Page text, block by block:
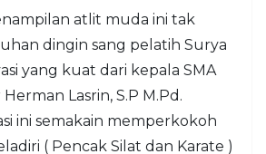
atlit muda ini tak
dingin sang pelatih Surya
yang kuat dari kepala SMA
Lasrin, S.P M.Pd.
ini semakain memperkokoh
( Pencak Silat dan Karate )